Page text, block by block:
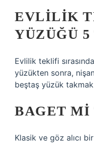
EVLILIK
YÜZÜĞÜ
Evlilik teklifi
yüzükten sonra,
beştaş yüzük
BAGET MI
Klasik ve göz alıcı